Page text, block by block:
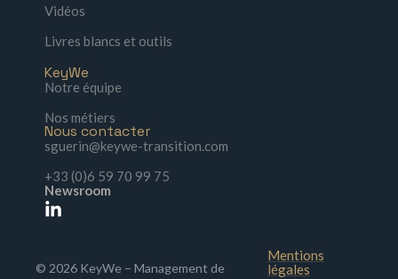
Vidéos
Livres blancs et outils
KeyWe
Notre équipe
Nos métiers
Nous contacter
sguerin@keywe-transition.com
+33 (0)6 59 70 99 75
Newsroom
© 2026 KeyWe – Management de
Mentions
légales